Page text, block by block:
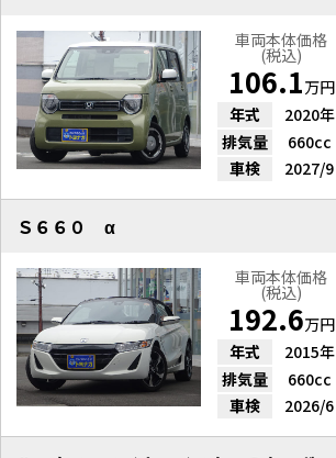
車両本体価格
(税込)
106.1万円
年式
2020年
排気量
660cc
車検
2027/9
Ｓ６６０ α
車両本体価格
(税込)
192.6万円
年式
2015年
排気量
660cc
車検
2026/6